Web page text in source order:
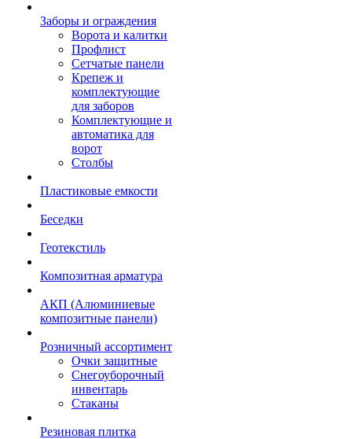
Заборы и ограждения
Ворота и калитки
Профлист
Сетчатые панели
Крепеж и
комплектующие
для заборов
Комплектующие и
автоматика для
ворот
Столбы
Пластиковые емкости
Беседки
Геотекстиль
Композитная арматура
АКП (Алюминиевые
композитные панели)
Розничный ассортимент
Очки защитные
Снегоуборочный
инвентарь
Стаканы
Резиновая плитка